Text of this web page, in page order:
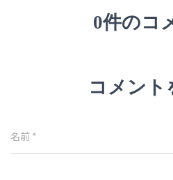
0件のコ
コメント
名前 *